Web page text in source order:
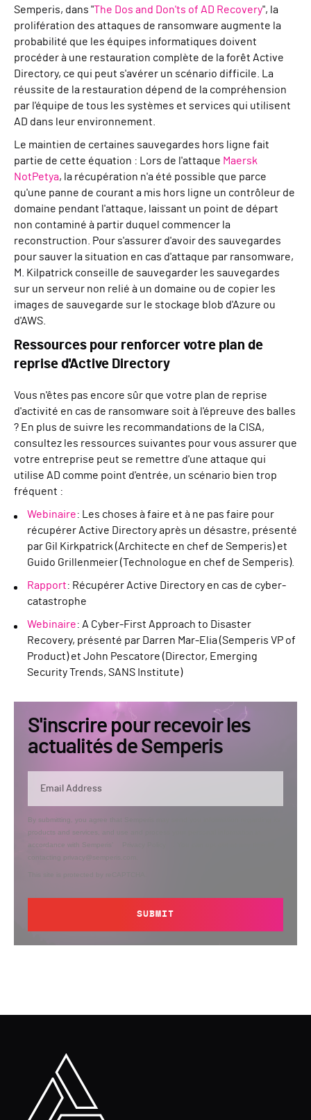
Semperis, dans "The Dos and Don'ts of AD Recovery", la
prolifération des attaques de ransomware augmente la
probabilité que les équipes informatiques doivent
procéder à une restauration complète de la forêt Active
Directory, ce qui peut s'avérer un scénario difficile. La
réussite de la restauration dépend de la compréhension
par l'équipe de tous les systèmes et services qui utilisent
AD dans leur environnement.
Le maintien de certaines sauvegardes hors ligne fait
partie de cette équation : Lors de l'attaque Maersk
NotPetya, la récupération n'a été possible que parce
qu'une panne de courant a mis hors ligne un contrôleur de
domaine pendant l'attaque, laissant un point de départ
non contaminé à partir duquel commencer la
reconstruction. Pour s'assurer d'avoir des sauvegardes
pour sauver la situation en cas d'attaque par ransomware,
M. Kilpatrick conseille de sauvegarder les sauvegardes
sur un serveur non relié à un domaine ou de copier les
images de sauvegarde sur le stockage blob d'Azure ou
d'AWS.
Ressources pour renforcer votre plan de
reprise d'Active Directory
Vous n'êtes pas encore sûr que votre plan de reprise
d'activité en cas de ransomware soit à l'épreuve des balles
? En plus de suivre les recommandations de la CISA,
consultez les ressources suivantes pour vous assurer que
votre entreprise peut se remettre d'une attaque qui
utilise AD comme point d'entrée, un scénario bien trop
fréquent :
Webinaire: Les choses à faire et à ne pas faire pour
récupérer Active Directory après un désastre, présenté
par Gil Kirkpatrick (Architecte en chef de Semperis) et
Guido Grillenmeier (Technologue en chef de Semperis).
Rapport: Récupérer Active Directory en cas de cyber-
catastrophe
Webinaire: A Cyber-First Approach to Disaster
Recovery, présenté par Darren Mar-Elia (Semperis VP of
Product) et John Pescatore (Director, Emerging
Security Trends, SANS Institute)
S'inscrire pour recevoir les
actualités de Semperis
By submitting, you agree that Semperis may send you information regarding its
products and services, and use and process your personal information in
accordance with Semperis’
contacting privacy@semperis.com.
This site is protected by reCAPTCHA.
SUBMIT